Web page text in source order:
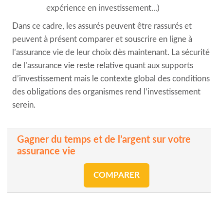
expérience en investissement...)
Dans ce cadre, les assurés peuvent être rassurés et
peuvent à présent comparer et souscrire en ligne à
l’assurance vie de leur choix dès maintenant. La sécurité
de l’assurance vie reste relative quant aux supports
d’investissement mais le contexte global des conditions
des obligations des organismes rend l’investissement
serein.
Gagner du temps et de l’argent sur votre
assurance vie
COMPARER